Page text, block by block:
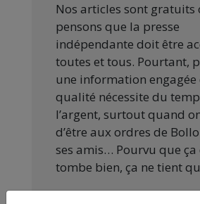
Nos articles sont gratuits
pensons que la presse
indépendante doit être
toutes et tous. Pourtant,
une information engagée
qualité nécessite du
l’argent, surtout quand
d’être aux ordres de
ses amis… Pourvu que ça
tombe bien, ça ne tient